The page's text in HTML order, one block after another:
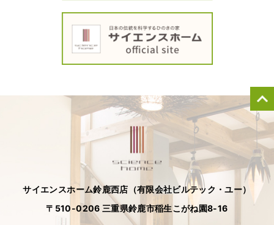
サイエンスホーム鈴鹿西店（有限会社ビルテック・ユー）
〒510-0206 三重県鈴鹿市稲生こがね園8-16